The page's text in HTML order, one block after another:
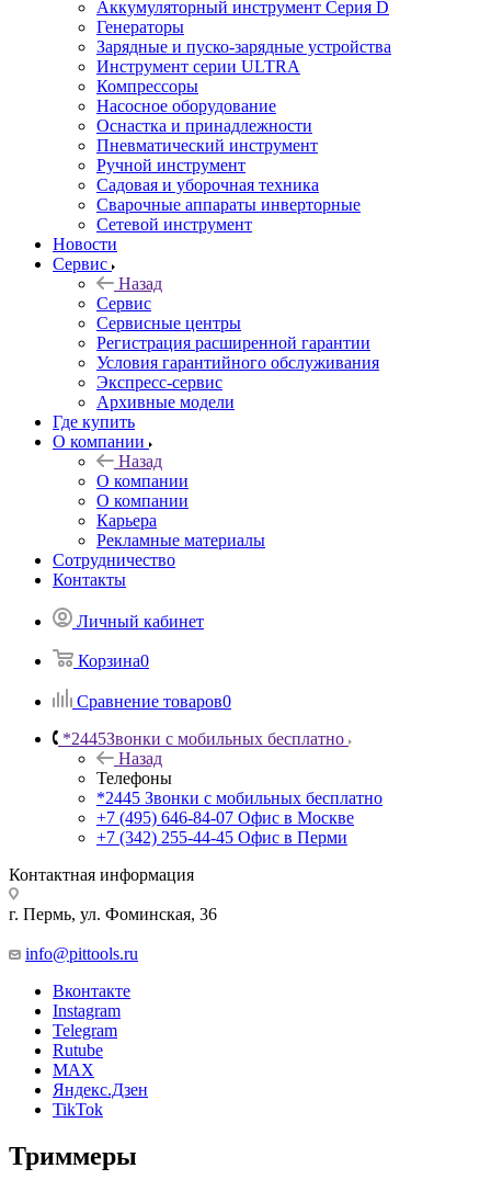
Аккумуляторный инструмент Серия D
Генераторы
Зарядные и пуско-зарядные устройства
Инструмент серии ULTRA
Компрессоры
Насосное оборудование
Оснастка и принадлежности
Пневматический инструмент
Ручной инструмент
Садовая и уборочная техника
Сварочные аппараты инверторные
Сетевой инструмент
Новости
Сервис
Назад
Сервис
Сервисные центры
Регистрация расширенной гарантии
Условия гарантийного обслуживания
Экспресс-сервис
Архивные модели
Где купить
О компании
Назад
О компании
О компании
Карьера
Рекламные материалы
Сотрудничество
Контакты
Личный кабинет
Корзина0
Сравнение товаров0
*2445Звонки с мобильных бесплатно
Назад
Телефоны
*2445 Звонки с мобильных бесплатно
+7 (495) 646-84-07 Офис в Москве
+7 (342) 255-44-45 Офис в Перми
Контактная информация
г. Пермь, ул. Фоминская, 36
info@pittools.ru
Вконтакте
Instagram
Telegram
Rutube
MAX
Яндекс.Дзен
TikTok
Триммеры